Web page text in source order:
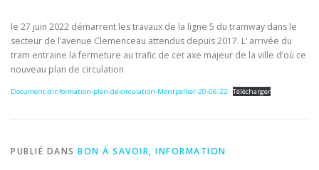
le 27 juin 2022 démarrent les travaux de la ligne 5 du tramway dans le
secteur de l’avenue Clemenceau attendus depuis 2017. L’ arrivée du
tram entraine la fermeture au trafic de cet axe majeur de la ville d’où ce
nouveau plan de circulation
Document-dinformation-plan-de-circulation-Montpellier-20-06-22 Télécharger
PUBLIÉ DANS BON À SAVOIR, INFORMATION